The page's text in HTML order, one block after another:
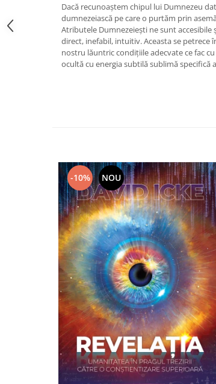
Relații de cuplu
Erotism
Psihologie practică
Vindecare spirituală
Viaţa de după moarte
Supă de pui pentru suflet
Spiritualitate şi ştiinţă
Fără categorie
Dacă recunoaștem chipul lui Dumnezeu
dumnezeiască pe care o purtăm prin
Atributele Dumnezeiești ne sunt
direct, inefabil, intuitiv. Aceasta se
nostru lăuntric condițiile adecvate ce fac
ocultă cu energia subtilă sublimă specifică
-10% NOU